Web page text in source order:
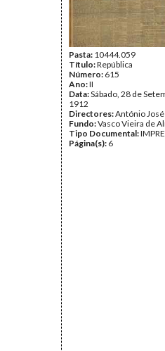
Pasta: 10444.059
Título:República
Número: 615
Ano:II
Data:Sábado, 28 de
1912
Directores:António
Fundo:Vasco Vieira de
Tipo Documental:
Página(s): 6